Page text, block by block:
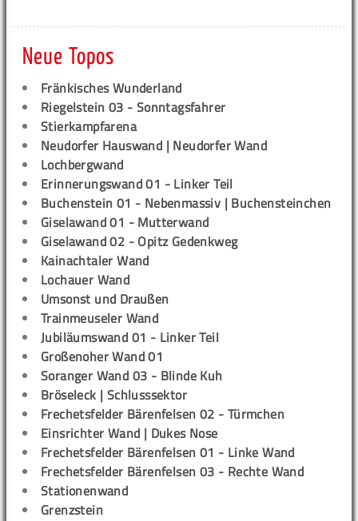
Neue Topos
Fränkisches Wunderland
Riegelstein 03 - Sonntagsfahrer
Stierkampfarena
Neudorfer Hauswand | Neudorfer Wand
Lochbergwand
Erinnerungswand 01 - Linker Teil
Buchenstein 01 - Nebenmassiv | Buchensteinchen
Giselawand 01 - Mutterwand
Giselawand 02 - Opitz Gedenkweg
Kainachtaler Wand
Lochauer Wand
Umsonst und Draußen
Trainmeuseler Wand
Jubiläumswand 01 - Linker Teil
Großenoher Wand 01
Soranger Wand 03 - Blinde Kuh
Bröseleck | Schlusssektor
Frechetsfelder Bärenfelsen 02 - Türmchen
Einsrichter Wand | Dukes Nose
Frechetsfelder Bärenfelsen 01 - Linke Wand
Frechetsfelder Bärenfelsen 03 - Rechte Wand
Stationenwand
Grenzstein